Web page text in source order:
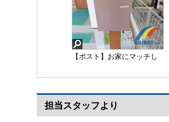
【ポスト】お家にマッチし
担当スタッフより